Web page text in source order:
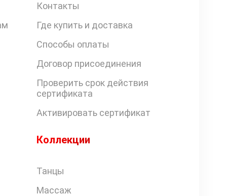
Контакты
Где купить и доставка
Способы оплаты
Договор присоединения
Проверить срок действия
сертификата
Активировать сертификат
Коллекции
Танцы
Массаж